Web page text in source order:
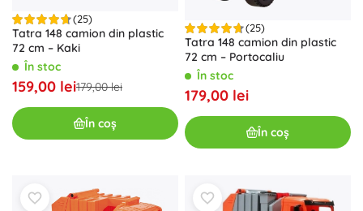
(25)
Tatra 148 camion din plastic
72 cm – Kaki
În stoc
159,00 lei179,00 lei
În coș
(25)
Tatra 148 camion din plastic
72 cm – Portocaliu
În stoc
179,00 lei
În coș